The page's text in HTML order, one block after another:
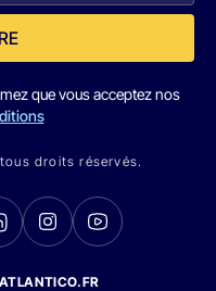
que vous acceptez nos
droits réservés.